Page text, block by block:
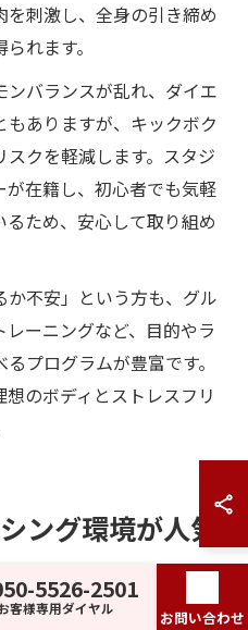
刺激し、全身の引き締め
れます。
バランスが乱れ、ダイエ
ありますが、キックボク
クを軽減します。スタジ
在籍し、初心者でも気軽
ため、安心して取り組め
か不安」という方も、グル
ーニングなど、目的やラ
プログラムが豊富です。
のボディとストレスフリ
ング環境が人気
5526-2501
客様専用ダイヤル お問い合わせ